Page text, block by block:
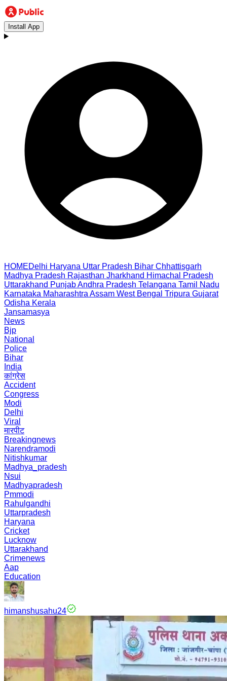
Install App
HOMEDelhi Haryana Uttar Pradesh Bihar Chhattisgarh
Madhya Pradesh Rajasthan Jharkhand Himachal Pradesh
Uttarakhand PunjabAndhra Pradesh Telangana Tamil Nadu
Karnataka Maharashtra Assam West Bengal Tripura Gujarat
Odisha Kerala
Jansamasya
News
Bjp
National
Police
Bihar
India
कांग्रेस
Accident
Congress
Modi
Delhi
Viral
मारपीट
Breakingnews
Narendramodi
Nitishkumar
Madhya_pradesh
Nsui
Madhyapradesh
Pmmodi
Rahulgandhi
Uttarpradesh
Haryana
Cricket
Lucknow
Uttarakhand
Crimenews
Aap
Education
himanshusahu24